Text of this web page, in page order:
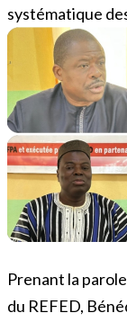
systématique
Prenant la
du REFED,